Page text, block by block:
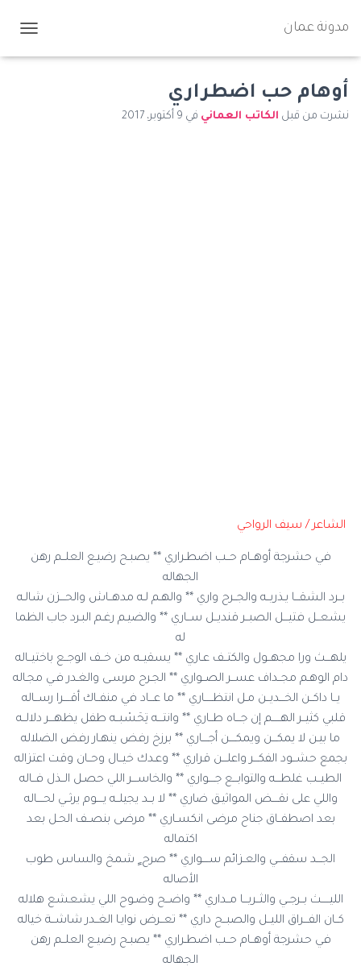
مدونة عمان
ب
أوهام حب اضطراري
نشرت من قبل الكاتب العماني في 9 أكتوبر، 2017
الشاعر / سيف الرواحي
في حشرجة أوهــام حــب اضطـراري ** يصبـح رضيـع العلــم رهن
الجهاله
بــرد الشقـــا يـذريــه والجــرح واري ** والهـم لـه مدهــاش والحـــزن شالـه
يشعــل فتيـــل الصبــر قنديــل ســاري ** والضيـم رغـم البـرد جاب الظما
له
يلهـــث ورا مجهــول والكتــف عـاري ** يسقيــه من خــف الوجــع باختيــاله
دام الوهـم مجــداف عســر الصــواري ** الجـرح مرسـى والغـدر فـي مجـاله
يــا داكــن الخـــديــن مـل انتظـــــاري ** ما عـــاد في منفــاك أقــــرا رســاله
قلبي كثيــر الهـــــم إن جـــاه طــاري ** وانتـــه تِحَسْبــه طفل يظهـــر دلالــه
ما بيـن لا يمكـــن ويمكــــن أجــــاري ** برزخ رفض ينهـار رفض الضلاله
بجمع حشــود الفكـــر واعلـــن قراري ** وعـدك خيــال وحــان وقت اعتزاله
الطيــب غلطـــه والتوابـــع جــــواري ** والخاســـر اللي حصـل الــذل فــاله
واللي على نقــــض المواثيـق ضاري ** لا بــد يجيلــه يــــوم يرثــي لحــــاله
بعد اصطفــاق جناح مرضى انكسـاري ** مرضى بنصــف الحـل بعد
اكتماله
الجـــد سقفـــي والعـزائم ســــواري ** صرح ٍ شمخ والساس طوب
الأصاله
الليـــــث بــرجــي والثــريـــا مــداري ** واضــح وضـوح اللي يشعشع هلاله
كــان الفـــراق الليــل والصبــح داري ** تعــرض نوايـا الغــدر شاشــة خياله
في حشرجة أوهــام حــب اضطـراري ** يصبـح رضيـع العلــم رهن
الجهاله